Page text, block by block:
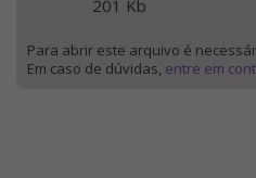
201 Kb
Para abrir este arquivo é
Em caso de dúvidas, entre em